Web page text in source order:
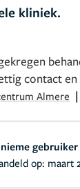
kliniek.
contact
Almere |
gebruiker
op: maart